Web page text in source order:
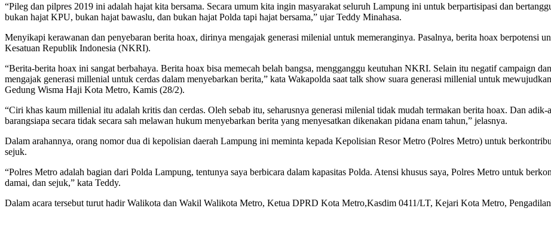
“Pileg dan pilpres 2019 ini adalah hajat kita bersama. Secara umum kita ingin masyarakat seluruh Lampung ini untuk berpartisipasi dan
bukan hajat KPU, bukan hajat bawaslu, dan bukan hajat Polda tapi hajat bersama,” ujar Teddy Minahasa.
Menyikapi kerawanan dan penyebaran berita hoax, dirinya mengajak generasi milenial untuk memeranginya. Pasalnya, berita hoax berpotensi
Kesatuan Republik Indonesia (NKRI).
“Berita-berita hoax ini sangat berbahaya. Berita hoax bisa memecah belah bangsa, mengganggu keutuhan NKRI. Selain itu negatif campaign
mengajak generasi millenial untuk cerdas dalam menyebarkan berita,” kata Wakapolda saat talk show suara generasi millenial untuk
Gedung Wisma Haji Kota Metro, Kamis (28/2).
“Ciri khas kaum millenial itu adalah kritis dan cerdas. Oleh sebab itu, seharusnya generasi milenial tidak mudah termakan berita hoax. Dan
barangsiapa secara tidak secara sah melawan hukum menyebarkan berita yang menyesatkan dikenakan pidana enam tahun,” jelasnya.
Dalam arahannya, orang nomor dua di kepolisian daerah Lampung ini meminta kepada Kepolisian Resor Metro (Polres Metro) untuk
sejuk.
“Polres Metro adalah bagian dari Polda Lampung, tentunya saya berbicara dalam kapasitas Polda. Atensi khusus saya, Polres Metro untuk
damai, dan sejuk,” kata Teddy.
Dalam acara tersebut turut hadir Walikota dan Wakil Walikota Metro, Ketua DPRD Kota Metro,Kasdim 0411/LT, Kejari Kota Metro,